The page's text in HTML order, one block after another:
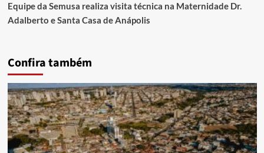
Equipe da Semusa realiza visita técnica na Maternidade Dr.
Adalberto e Santa Casa de Anápolis
Confira também